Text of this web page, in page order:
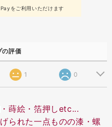
をご利用いただけます
の評価
1 0
蒔絵・箔押しetc...
られた一点ものの漆・螺